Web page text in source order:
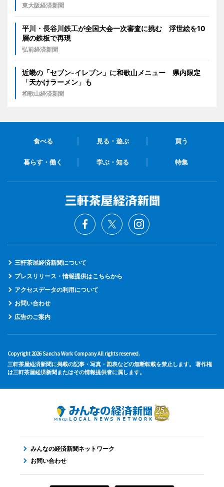
東大阪経済新聞
平川・長谷川鉄工が全国大会一次審査に挑む 浮世絵を10
層の鉄板で再現
弘前経済新聞
近畿の「セブン-イレブン」に和歌山メニュー 県内限定
「天かけラーメン」も
和歌山経済新聞
食べる 見る・遊ぶ 買う
暮らす・働く 学ぶ・知る 特集
三軒茶屋経済新聞について
プレスリリース・情報提供はこちらから
アクセスデータの利用について
お問い合わせ
広告のご案内
Copyright 2026 Sancha Work Company All rights reserved.
三軒茶屋経済新聞に掲載の記事・写真・図表などの無断転載を禁止します。 著作権
は三軒茶屋経済新聞またはその情報提供者に属します。
みんなの経済新聞ネットワーク
お問い合わせ